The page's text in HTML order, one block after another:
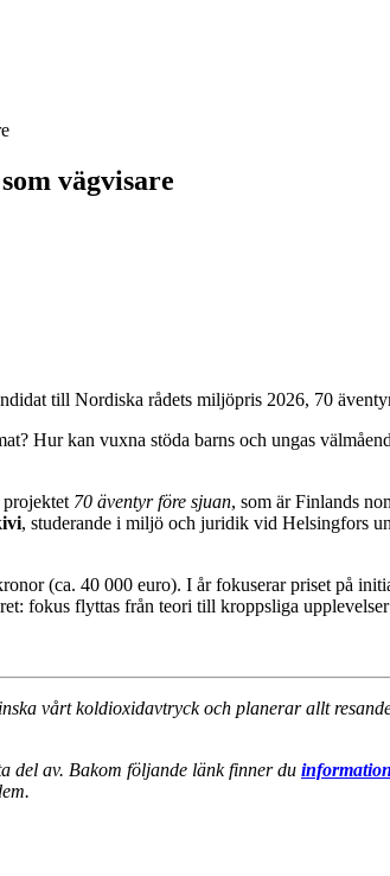
vägvisare
till Nordiska rådets miljöpris 2026, 70
Hur kan vuxna stöda barns och ungas
projektet 70 äventyr före sjuan, som är Finlands
, studerande i miljö och juridik vid Helsingfors
(ca. 40 000 euro). I år fokuserar priset på
fokus flyttas från teori till kroppsliga
vårt koldioxidavtryck och planerar allt
del av. Bakom följande länk finner du